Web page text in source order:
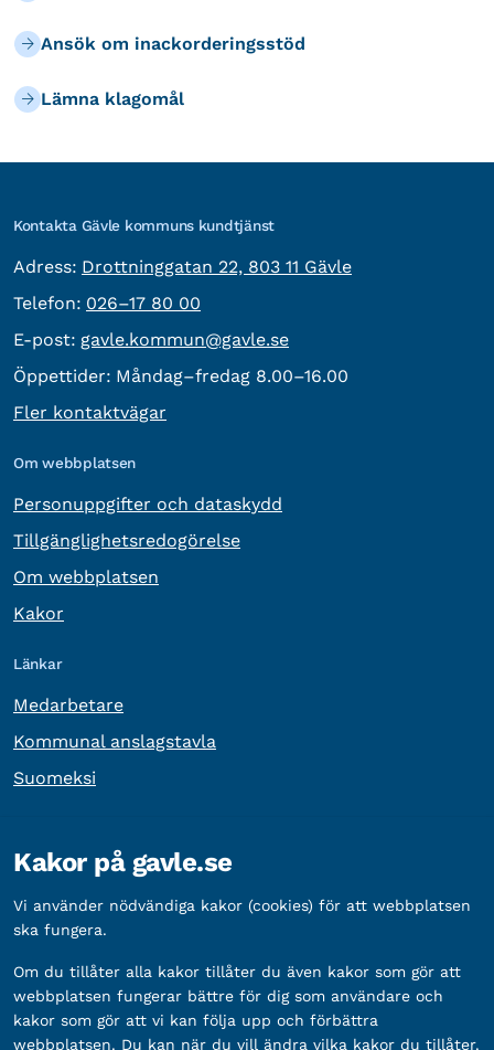
Ansök om inackorderingsstöd
Lämna klagomål
Kontakta Gävle kommuns kundtjänst
Adress: besöksadress:
Drottninggatan 22, 803 11 Gävle
Telefon: Telefon:
026–17 80 00
E-post: E-post:
gavle.kommun@gavle.se
Öppettider: Måndag–fredag 8.00–16.00
Fler kontaktvägar
Om webbplatsen
Personuppgifter och dataskydd
Tillgänglighetsredogörelse
Om webbplatsen
Kakor
Länkar
Medarbetare
Kommunal anslagstavla
Suomeksi
Organisationsnummer: 212000-2338
Bankgironummer: 5888-2333
Kakor på gavle.se
Vi använder nödvändiga kakor (cookies) för att webbplatsen
ska fungera.
Om du tillåter alla kakor tillåter du även kakor som gör att
webbplatsen fungerar bättre för dig som användare och
kakor som gör att vi kan följa upp och förbättra
webbplatsen. Du kan när du vill ändra vilka kakor du tillåter.